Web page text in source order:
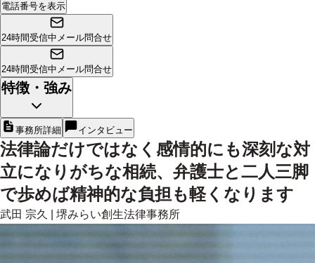
電話番号を表示
24時間受信中 メール問合せ
24時間受信中 メール問合せ
特徴・強み
事務所詳細 インタビュー
法律論だけではなく感情的にも深刻な対
立になりがちな相続、弁護士と二人三脚
で歩めば精神的な負担も軽くなります
武田 宗久 堺みらい創生法律事務所